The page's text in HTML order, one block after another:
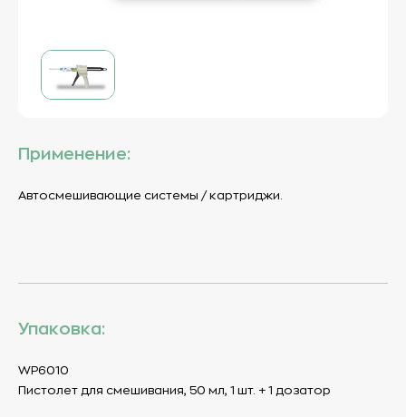
Применение:
Автосмешивающие системы / картриджи.
Упаковка:
WP6010
Пистолет для смешивания, 50 мл, 1 шт. + 1 дозатор